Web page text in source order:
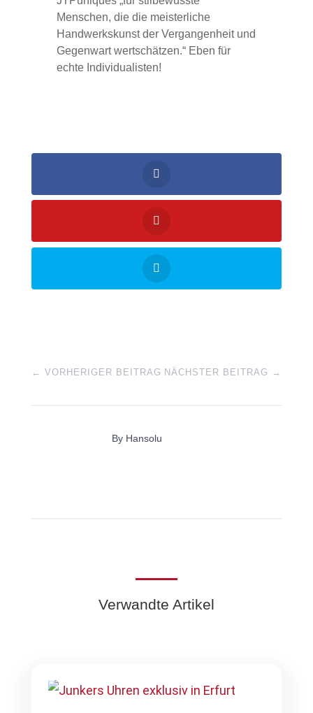
Menschen, die die meisterliche
Handwerkskunst der Vergangenheit und
Gegenwart wertschätzen.“ Eben für
echte Individualisten!
← VORHERIGER BEITRAG NÄCHSTER BEITRAG →
By Hansolu
Verwandte Artikel